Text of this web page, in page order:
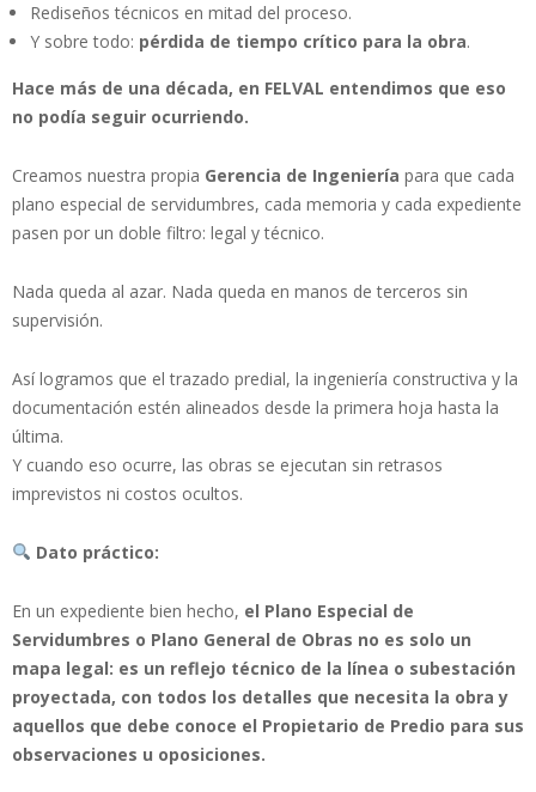
Rediseños técnicos en mitad del proceso.
Y sobre todo: pérdida de tiempo crítico para la obra.
Hace más de una década, en FELVAL entendimos que eso
no podía seguir ocurriendo.
Creamos nuestra propia Gerencia de Ingeniería para que cada
plano especial de servidumbres, cada memoria y cada expediente
pasen por un doble filtro: legal y técnico.
Nada queda al azar. Nada queda en manos de terceros sin
supervisión.
Así logramos que el trazado predial, la ingeniería constructiva y la
documentación estén alineados desde la primera hoja hasta la
última.
Y cuando eso ocurre, las obras se ejecutan sin retrasos
imprevistos ni costos ocultos.
Dato práctico:
En un expediente bien hecho, el Plano Especial de
Servidumbres o Plano General de Obras no es solo un
mapa legal: es un reflejo técnico de la línea o subestación
proyectada, con todos los detalles que necesita la obra y
aquellos que debe conoce el Propietario de Predio para sus
observaciones u oposiciones.